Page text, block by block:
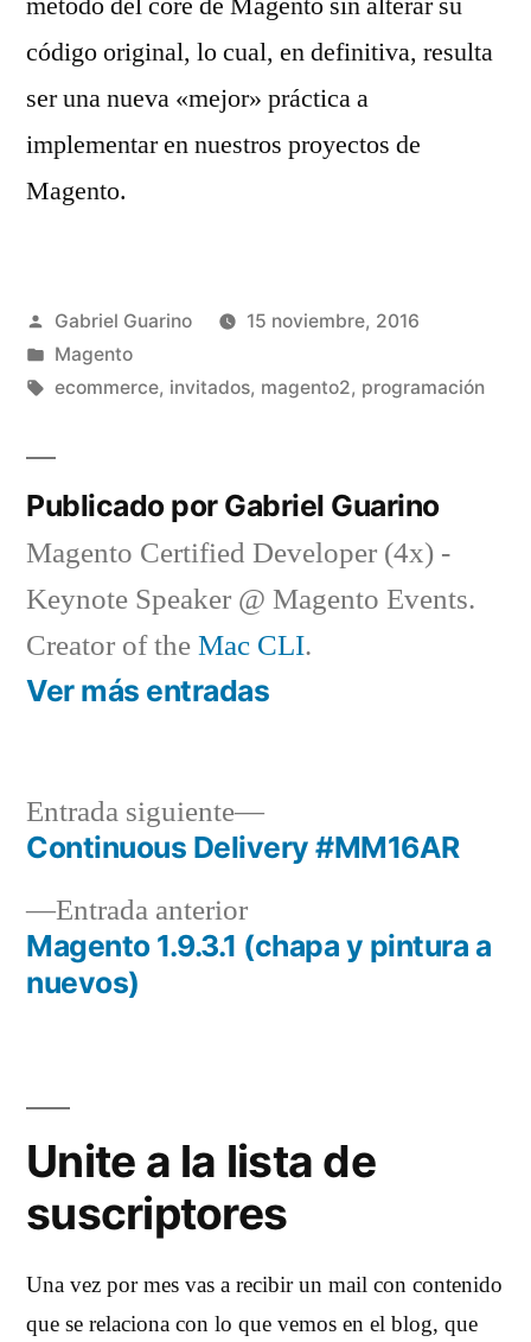
código original, lo cual, en definitiva, resulta
ser una nueva «mejor» práctica a
implementar en nuestros proyectos de
Magento.
Publicado
por
Gabriel Guarino
15 noviembre, 2016
Publicado
en
Magento
Etiquetas:
ecommerce, invitados, magento2, programación
Publicado por Gabriel Guarino
Magento Certified Developer (4x) -
Keynote Speaker @ Magento Events.
Creator of theMac CLI.
Ver más entradas
Navegación
de
entradas
Entrada anteriorEntrada
anterior:
Magento 1.9.3.1 (chapa y pintura a
nuevos)
Entrada siguiente
Entrada
siguiente:
Continuous Delivery #MM16AR
Unite a la lista de
suscriptores
Una vez por mes vas a recibir un mail con contenido
que se relaciona con lo que vemos en el blog, que